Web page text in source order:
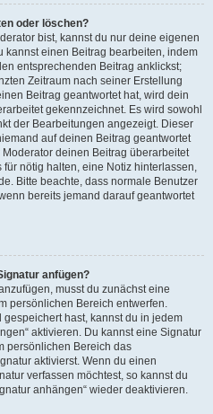
oder löschen?
bist, kannst du nur deine eigenen
kannst einen Beitrag bearbeiten, indem
entsprechenden Beitrag anklickst;
Zeitraum nach seiner Erstellung
Beitrag geantwortet hat, wird dein
gekennzeichnet. Es wird sowohl
der Bearbeitungen angezeigt. Dieser
auf deinen Beitrag geantwortet
deinen Beitrag überarbeitet
nötig halten, eine Notiz hinterlassen,
Bitte beachte, dass normale Benutzer
bereits jemand darauf geantwortet
anfügen?
musst du zunächst eine
persönlichen Bereich entwerfen.
hast, kannst du in jedem
aktivieren. Du kannst eine Signatur
persönlichen Bereich das
aktivierst. Wenn du einen
verfassen möchtest, so kannst du
anhängen“ wieder deaktivieren.